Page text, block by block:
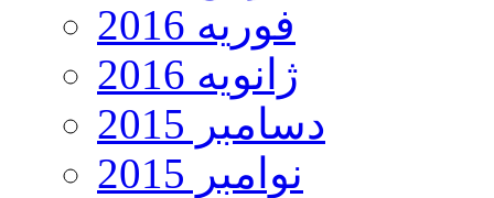
فوریه 2016
ژانویه 2016
دسامبر 2015
نوامبر 2015